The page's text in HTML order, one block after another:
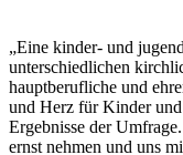
„Eine kinder- und
unterschiedlichen
hauptberufliche und
und Herz für Kinder
Ergebnisse der
ernst nehmen und uns